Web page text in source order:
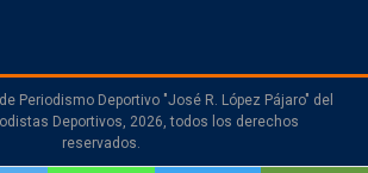
Periodismo Deportivo "José R. López Pájaro" del
Deportivos, 2026, todos los derechos
reservados.